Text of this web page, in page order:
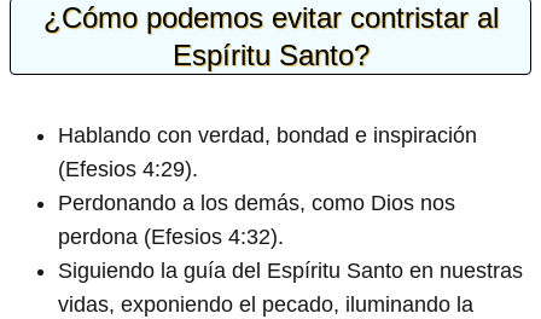
¿Cómo podemos evitar contristar al
Espíritu Santo?
Hablando con verdad, bondad e inspiración
(Efesios 4:29).
Perdonando a los demás, como Dios nos
perdona (Efesios 4:32).
Siguiendo la guía del Espíritu Santo en nuestras
vidas, exponiendo el pecado, iluminando la